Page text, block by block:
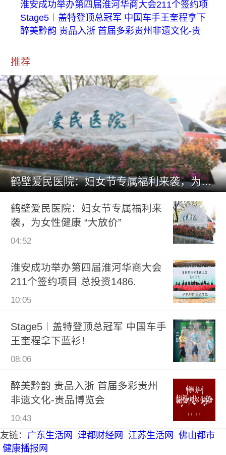
淮安成功举办第四届淮河华商大会211个签约项
Stage5︱盖特登顶总冠军 中国车手王奎程拿下
醉美黔韵 贵品入浙 首届多彩贵州非遗文化-贵
推荐
鹤壁爱民医院：妇女节专属福利来袭，为女性健康 “大放价”
鹤壁爱民医院：妇女节专属福利来
袭，为女性健康 “大放价”
04:52
淮安成功举办第四届淮河华商大会
211个签约项目 总投资1486.
10:05
Stage5︱盖特登顶总冠军 中国车手
王奎程拿下蓝衫！
08:06
醉美黔韵 贵品入浙 首届多彩贵州
非遗文化-贵品博览会
10:43
友链： 广东生活网 津都财经网 江苏生活网
佛山都市
健康播报网